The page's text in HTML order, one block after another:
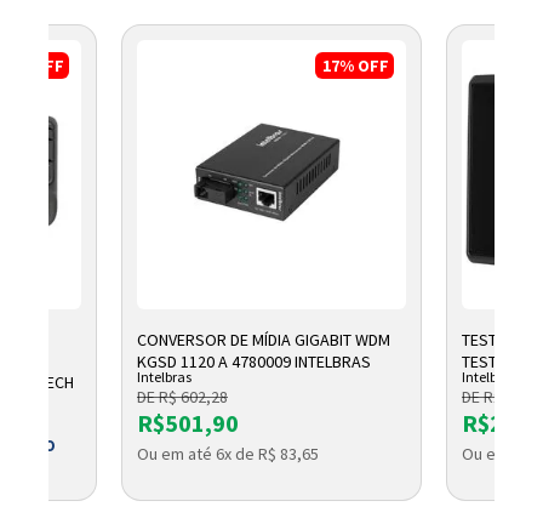
OFF 17% OFF
CONVERSOR DE MÍDIA GIGABIT WDM
KGSD 1120 A 4780009 INTELBRAS
Intelbras
DE R$ 602,28
R$501,90
Ou em até 6x de R$ 83,65
TESTADOR
TESTER
Intelbras
DE R$
Ou em até